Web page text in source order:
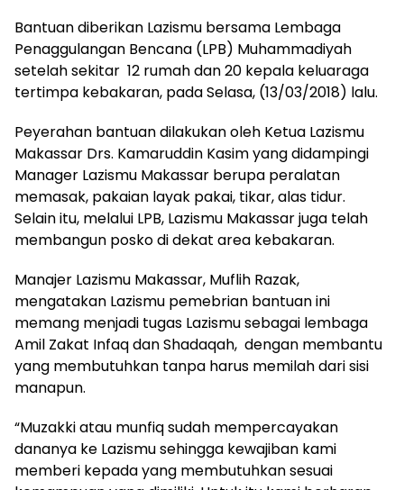
Bantuan diberikan Lazismu bersama Lembaga
Penaggulangan Bencana (LPB) Muhammadiyah
setelah sekitar 12 rumah dan 20 kepala keluaraga
tertimpa kebakaran, pada Selasa, (13/03/2018) lalu.
Peyerahan bantuan dilakukan oleh Ketua Lazismu
Makassar Drs. Kamaruddin Kasim yang didampingi
Manager Lazismu Makassar berupa peralatan
memasak, pakaian layak pakai, tikar, alas tidur.
Selain itu, melalui LPB, Lazismu Makassar juga telah
membangun posko di dekat area kebakaran.
Manajer Lazismu Makassar, Muflih Razak,
mengatakan Lazismu pemebrian bantuan ini
memang menjadi tugas Lazismu sebagai lembaga
Amil Zakat Infaq dan Shadaqah, dengan membantu
yang membutuhkan tanpa harus memilah dari sisi
manapun.
“Muzakki atau munfiq sudah mempercayakan
dananya ke Lazismu sehingga kewajiban kami
memberi kepada yang membutuhkan sesuai